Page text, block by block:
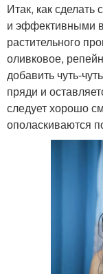
Итак, как
и эффективными
растительного
оливковое,
добавить чуть-
пряди и
следует хорошо
ополаскиваются